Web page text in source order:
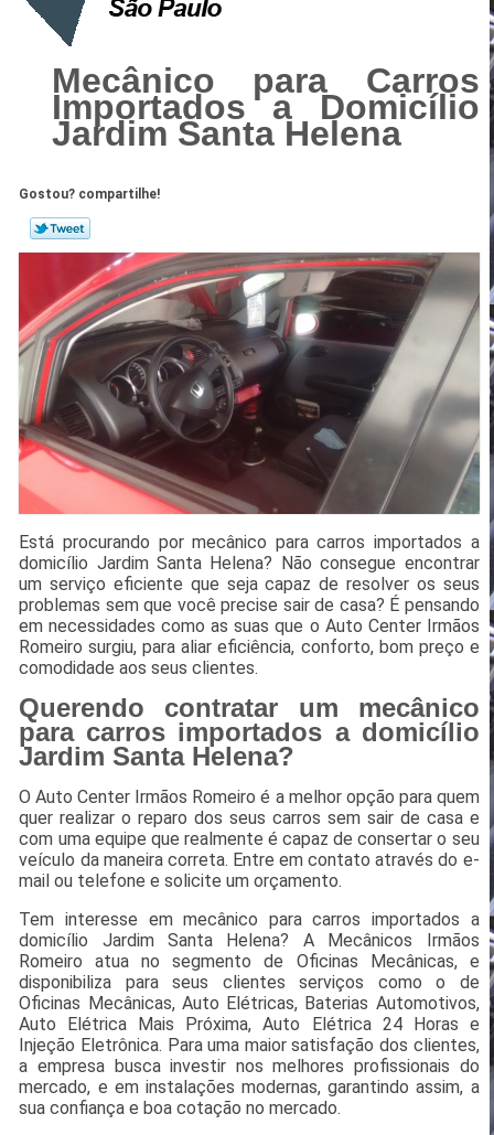
Mecânico para Carros
Importados a Domicílio
Jardim Santa Helena
Gostou? compartilhe!
Está procurando por mecânico para carros importados a
domicílio Jardim Santa Helena? Não consegue encontrar
um serviço eficiente que seja capaz de resolver os seus
problemas sem que você precise sair de casa? É pensando
em necessidades como as suas que o Auto Center Irmãos
Romeiro surgiu, para aliar eficiência, conforto, bom preço e
comodidade aos seus clientes.
Querendo contratar um mecânico
para carros importados a domicílio
Jardim Santa Helena?
O Auto Center Irmãos Romeiro é a melhor opção para quem
quer realizar o reparo dos seus carros sem sair de casa e
com uma equipe que realmente é capaz de consertar o seu
veículo da maneira correta. Entre em contato através do e-
mail ou telefone e solicite um orçamento.
Tem interesse em mecânico para carros importados a
domicílio Jardim Santa Helena? A Mecânicos Irmãos
Romeiro atua no segmento de Oficinas Mecânicas, e
disponibiliza para seus clientes serviços como o de
Oficinas Mecânicas, Auto Elétricas, Baterias Automotivos,
Auto Elétrica Mais Próxima, Auto Elétrica 24 Horas e
Injeção Eletrônica. Para uma maior satisfação dos clientes,
a empresa busca investir nos melhores profissionais do
mercado, e em instalações modernas, garantindo assim, a
sua confiança e boa cotação no mercado.